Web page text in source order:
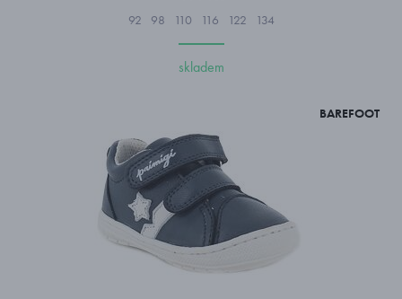
92 98 110 116 122 134
skladem
BAREFOOT